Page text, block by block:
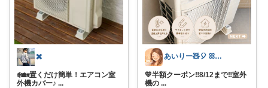
✖️
❄️🏡置くだけ簡単！エアコン室
外機カバー♪ ...
あいりー🧸🎈 ꕤ毎日を快適にꕤ
💛半額クーポン‼️8/12まで‼️室外
機の ...